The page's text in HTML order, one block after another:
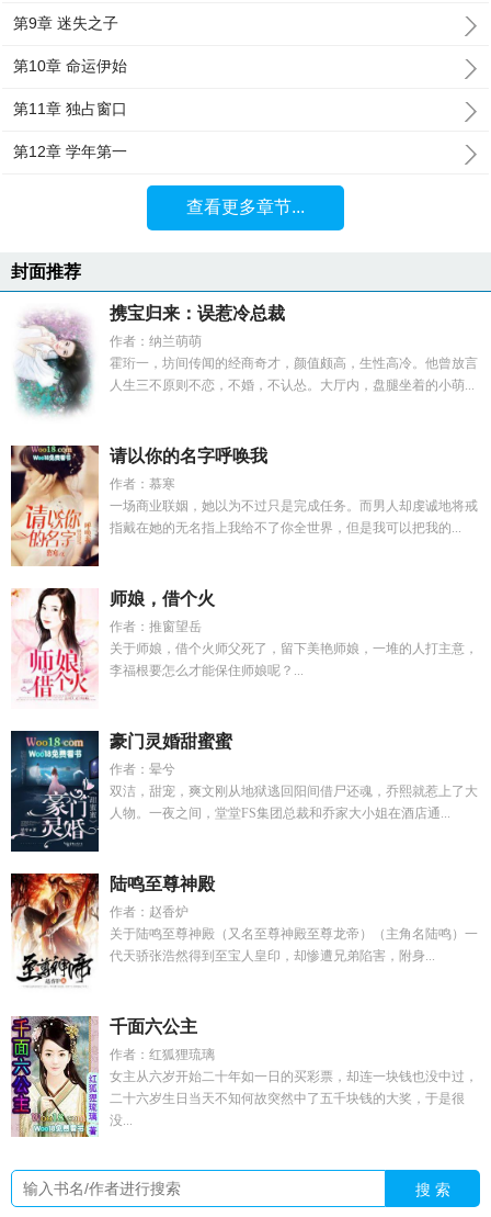
第9章 迷失之子
第10章 命运伊始
第11章 独占窗口
第12章 学年第一
查看更多章节...
封面推荐
携宝归来：误惹冷总裁
作者：纳兰萌萌
霍珩一，坊间传闻的经商奇才，颜值颇高，生性高冷。他曾放言
人生三不原则不恋，不婚，不认怂。大厅内，盘腿坐着的小萌...
请以你的名字呼唤我
作者：慕寒
一场商业联姻，她以为不过只是完成任务。而男人却虔诚地将戒
指戴在她的无名指上我给不了你全世界，但是我可以把我的...
师娘，借个火
作者：推窗望岳
关于师娘，借个火师父死了，留下美艳师娘，一堆的人打主意，
李福根要怎么才能保住师娘呢？...
豪门灵婚甜蜜蜜
作者：晕兮
双洁，甜宠，爽文刚从地狱逃回阳间借尸还魂，乔熙就惹上了大
人物。一夜之间，堂堂FS集团总裁和乔家大小姐在酒店通...
陆鸣至尊神殿
作者：赵香炉
关于陆鸣至尊神殿（又名至尊神殿至尊龙帝）（主角名陆鸣）一
代天骄张浩然得到至宝人皇印，却惨遭兄弟陷害，附身...
千面六公主
作者：红狐狸琉璃
女主从六岁开始二十年如一日的买彩票，却连一块钱也没中过，
二十六岁生日当天不知何故突然中了五千块钱的大奖，于是很
没...
搜 索